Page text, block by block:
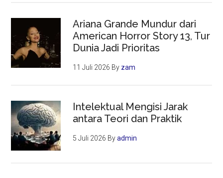
Ariana Grande Mundur dari
American Horror Story 13, Tur
Dunia Jadi Prioritas
11 Juli 2026 By zam
Intelektual Mengisi Jarak
antara Teori dan Praktik
5 Juli 2026 Byadmin